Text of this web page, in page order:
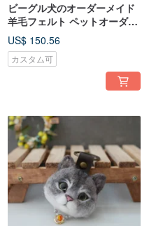
ビーグル犬のオーダーメイド
羊毛フェルト ペットオーダー
フィギュア
US$ 150.56
カスタム可